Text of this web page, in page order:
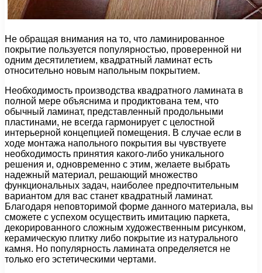
Не обращая внимания на то, что ламинированное
покрытие пользуется популярностью, проверенной ни
одним десятилетием, квадратный ламинат есть
относительно новым напольным покрытием.
Необходимость производства квадратного ламината в
полной мере объяснима и продиктована тем, что
обычный ламинат, представленный продольными
пластинами, не всегда гармонирует с целостной
интерьерной концепцией помещения. В случае если в
ходе монтажа напольного покрытия вы чувствуете
необходимость принятия какого-либо уникального
решения и, одновременно с этим, желаете выбрать
надежный материал, решающий множество
функциональных задач, наиболее предпочтительным
вариантом для вас станет квадратный ламинат.
Благодаря неповторимой форме данного материала, вы
сможете с успехом осуществить имитацию паркета,
декорированного сложным художественным рисунком,
керамическую плитку либо покрытие из натурального
камня. Но популярность ламината определяется не
только его эстетическими чертами.